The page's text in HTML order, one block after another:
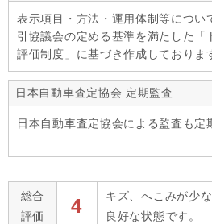
表示項目・方法・運用体制等につい
引協議会の定める基準を満たした「
評価制度」に基づき作成しておりま
日本自動車査定協会 定期監査
日本自動車査定協会による監査も定
総合
評価
4
キズ、へこみが少
良好な状態です。